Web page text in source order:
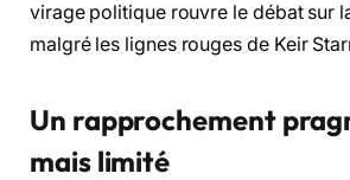
virage politique rouvre le débat sur
malgré les lignes rouges de Keir
Un rapprochement
mais limité